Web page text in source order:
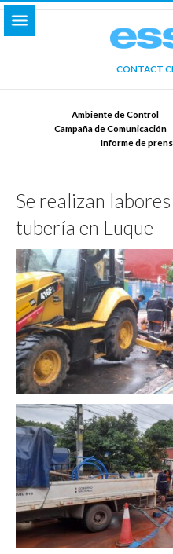
CONTACT
Ambiente de Control
Campaña de Comunicación
Informe de
Se realizan
tubería en Luque